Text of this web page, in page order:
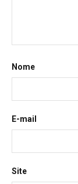
Nome
E-mail
Site